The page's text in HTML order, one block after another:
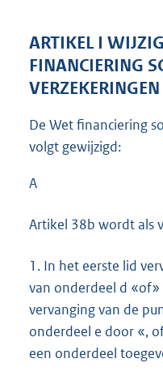
ARTIKEL I
FINANCIERING
VERZEKERINGEN
De Wet financiering
volgt gewijzigd:
A
Artikel 38b wordt als
1. In het eerste lid
van onderdeel d
vervanging van de
onderdeel e door «,
een onderdeel